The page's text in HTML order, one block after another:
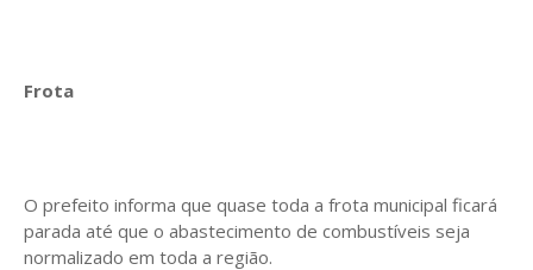
Frota
O prefeito informa que quase toda a frota municipal ficará
parada até que o abastecimento de combustíveis seja
normalizado em toda a região.